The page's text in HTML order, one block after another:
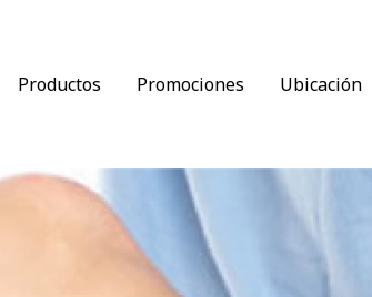
Productos Promociones Ubicación